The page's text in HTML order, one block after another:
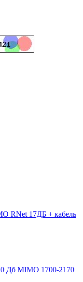
RNet 17ДБ + кабель